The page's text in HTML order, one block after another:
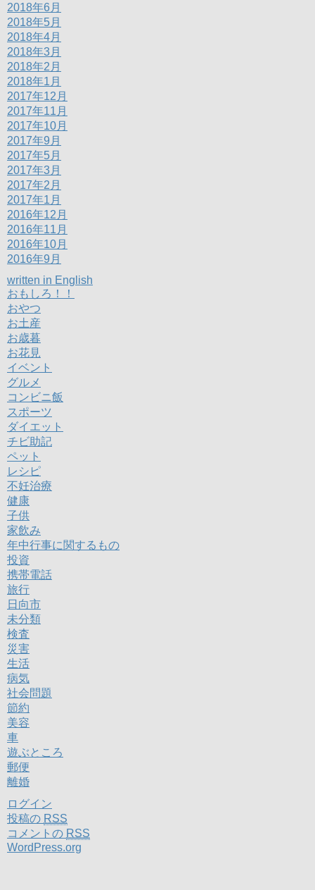
2018年6月
2018年5月
2018年4月
2018年3月
2018年2月
2018年1月
2017年12月
2017年11月
2017年10月
2017年9月
2017年5月
2017年3月
2017年2月
2017年1月
2016年12月
2016年11月
2016年10月
2016年9月
written in English
おもしろ！！
おやつ
お土産
お歳暮
お花見
イベント
グルメ
コンビニ飯
スポーツ
ダイエット
チビ助記
ペット
レシピ
不妊治療
健康
子供
家飲み
年中行事に関するもの
投資
携帯電話
旅行
日向市
未分類
検査
災害
生活
病気
社会問題
節約
美容
車
遊ぶところ
郵便
離婚
ログイン
投稿の RSS
コメントの RSS
WordPress.org